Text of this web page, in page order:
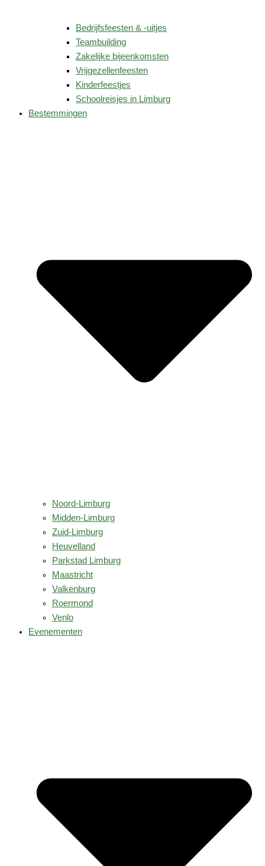
Bedrijfsfeesten & -uitjes
Teambuilding
Zakelijke bijeenkomsten
Vrijgezellenfeesten
Kinderfeestjes
Schoolreisjes in Limburg
Bestemmingen
Noord-Limburg
Midden-Limburg
Zuid-Limburg
Heuvelland
Parkstad Limburg
Maastricht
Valkenburg
Roermond
Venlo
Evenementen